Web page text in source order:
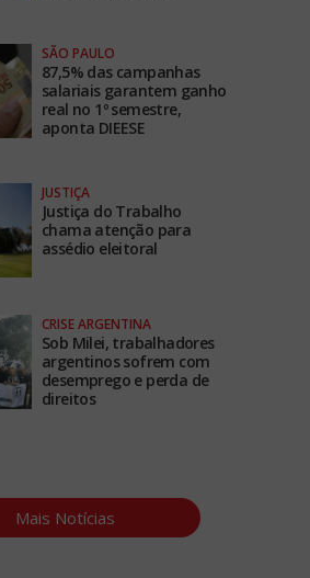
SÃO PAULO
87,5% das campanhas
salariais garantem ganho
real no 1º semestre,
aponta DIEESE
JUSTIÇA
Justiça do Trabalho
chama atenção para
assédio eleitoral
CRISE ARGENTINA
Sob Milei, trabalhadores
argentinos sofrem com
desemprego e perda de
direitos
Mais Notícias